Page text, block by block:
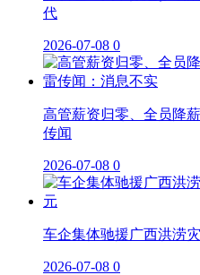
代
2026-07-08 0
高管薪资归零、全员降
传闻
2026-07-08 0
车企集体驰援广西洪涝
2026-07-08 0